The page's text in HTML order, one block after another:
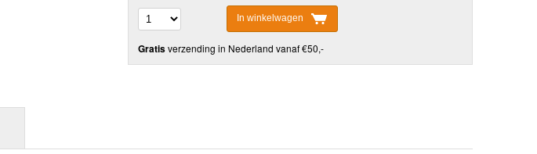
In winkelwagen
Gratisverzending in Nederland vanaf €50,-